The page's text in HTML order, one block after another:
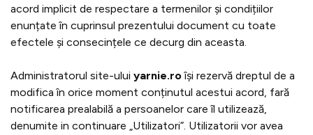
acord implicit de respectare a termenilor și condițiilor
enunțate în cuprinsul prezentului document cu toate
efectele și consecințele ce decurg din aceasta.
Administratorul site-ului yarnie.roîși rezervă dreptul de a
modifica în orice moment conținutul acestui acord, fară
notificarea prealabilă a persoanelor care îl utilizează,
denumite in continuare „Utilizatori”. Utilizatorii vor avea